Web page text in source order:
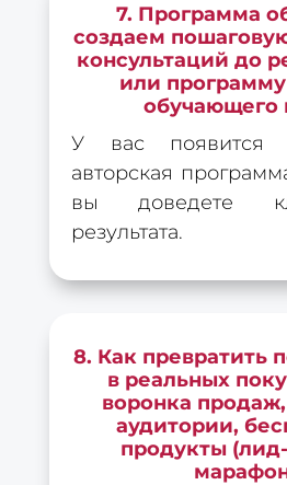
7. Программа
создаем
консультаций до
или
обучающего
У вас появится
авторская
вы доведете
результата.
8. Как превратить
в реальных
воронка
аудитории,
продукты